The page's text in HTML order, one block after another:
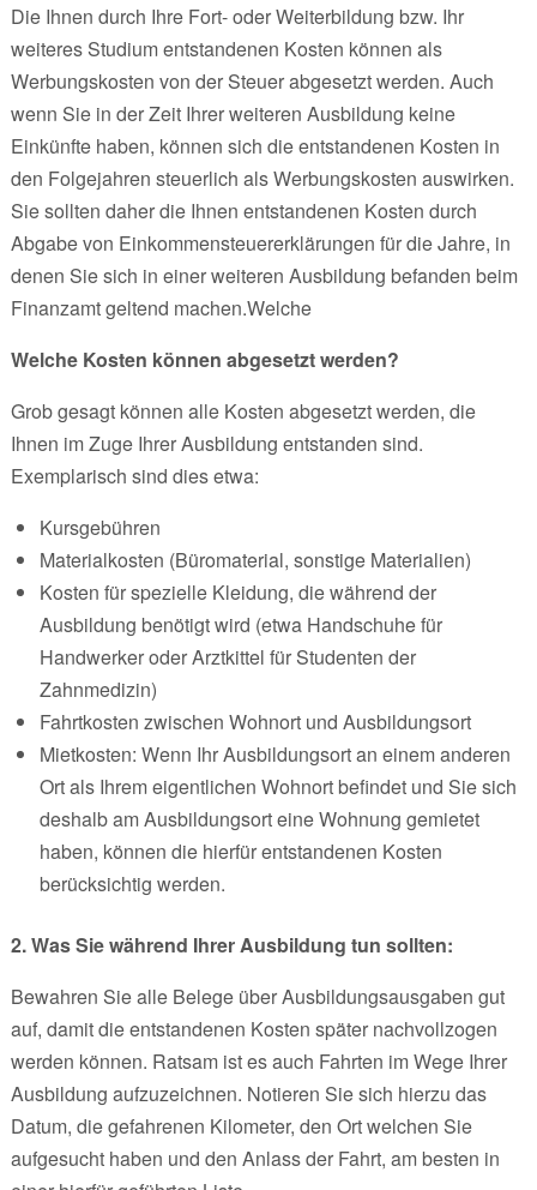
Die Ihnen durch Ihre Fort- oder Weiterbildung bzw. Ihr
weiteres Studium entstandenen Kosten können als
Werbungskosten von der Steuer abgesetzt werden. Auch
wenn Sie in der Zeit Ihrer weiteren Ausbildung keine
Einkünfte haben, können sich die entstandenen Kosten in
den Folgejahren steuerlich als Werbungskosten auswirken.
Sie sollten daher die Ihnen entstandenen Kosten durch
Abgabe von Einkommensteuererklärungen für die Jahre, in
denen Sie sich in einer weiteren Ausbildung befanden beim
Finanzamt geltend machen.Welche
Welche Kosten können abgesetzt werden?
Grob gesagt können alle Kosten abgesetzt werden, die
Ihnen im Zuge Ihrer Ausbildung entstanden sind.
Exemplarisch sind dies etwa:
Kursgebühren
Materialkosten (Büromaterial, sonstige Materialien)
Kosten für spezielle Kleidung, die während der
Ausbildung benötigt wird (etwa Handschuhe für
Handwerker oder Arztkittel für Studenten der
Zahnmedizin)
Fahrtkosten zwischen Wohnort und Ausbildungsort
Mietkosten: Wenn Ihr Ausbildungsort an einem anderen
Ort als Ihrem eigentlichen Wohnort befindet und Sie sich
deshalb am Ausbildungsort eine Wohnung gemietet
haben, können die hierfür entstandenen Kosten
berücksichtig werden.
2. Was Sie während Ihrer Ausbildung tun sollten:
Bewahren Sie alle Belege über Ausbildungsausgaben gut
auf, damit die entstandenen Kosten später nachvollzogen
werden können. Ratsam ist es auch Fahrten im Wege Ihrer
Ausbildung aufzuzeichnen. Notieren Sie sich hierzu das
Datum, die gefahrenen Kilometer, den Ort welchen Sie
aufgesucht haben und den Anlass der Fahrt, am besten in